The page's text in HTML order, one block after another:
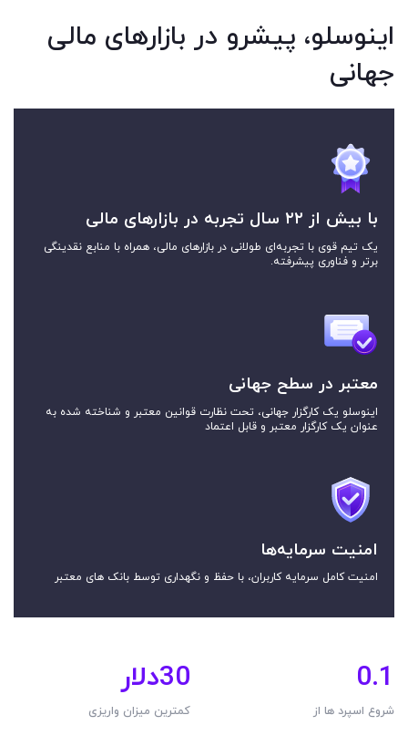
اینوسلو، پیشرو در بازارهای مالی
جهانی
با بیش از ۲۲ سال تجربه در بازارهای مالی
یک تیم قوی با تجربه‌ای طولانی در بازارهای مالی، همراه با منابع نقدینگی
برتر و فناوری پیشرفته.
معتبر در سطح جهانی
اینوسلو یک کارگزار جهانی، تحت نظارت قوانین معتبر و شناخته شده به
عنوان یک کارگزار معتبر و قابل اعتماد
امنیت سرمایه‌ها
امنیت کامل سرمایه کاربران، با حفظ و نگهداری توسط بانک های معتبر
0.1
شروع اسپرد ها از
30دلار
کمترین میزان واریزی